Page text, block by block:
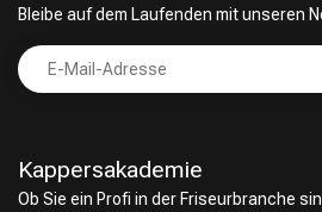
Kappersakademie
Ob Sie ein Profi in der Friseurbranche
Bleibe auf dem Laufenden mit unseren